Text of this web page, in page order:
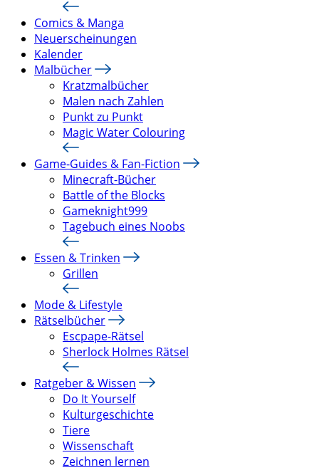
Comics & Manga
Neuerscheinungen
Kalender
Malbücher
Kratzmalbücher
Malen nach Zahlen
Punkt zu Punkt
Magic Water Colouring
Game-Guides & Fan-Fiction
Minecraft-Bücher
Battle of the Blocks
Gameknight999
Tagebuch eines Noobs
Essen & Trinken
Grillen
Mode & Lifestyle
Rätselbücher
Escpape-Rätsel
Sherlock Holmes Rätsel
Ratgeber & Wissen
Do It Yourself
Kulturgeschichte
Tiere
Wissenschaft
Zeichnen lernen